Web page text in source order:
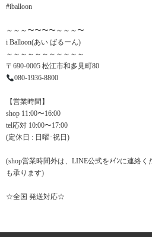
#iballoon
～～～〜〜〜〜～～～〜
i Balloon(あい ばるーん)
～～～～～～～～～～～
〒690-0005 松江市和多見町80
080-1936-8800
【営業時間】
shop 11:00〜16:00
tel応対 10:00〜17:00
(定休日 : 日曜･祝日)
(shop営業時間外は、LINE公式をﾒｲﾝに連絡く
も承ります)
☆全国 発送対応☆